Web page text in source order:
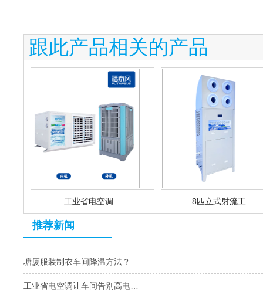
跟此产品相关的产品
工业省电空调… 8匹立式射流工…
推荐新闻
塘厦服装制衣车间降温方法？
工业省电空调让车间告别高电…